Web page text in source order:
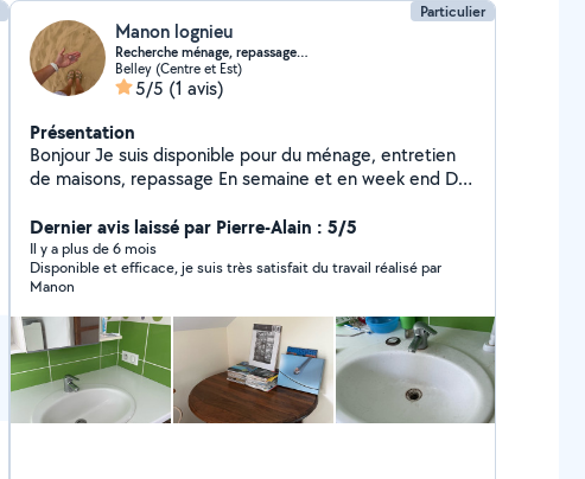
Particulier
Manon lognieu
Recherche ménage, repassage…
Belley (Centre et Est)
5/5 (1 avis)
Présentation
Bonjour Je suis disponible pour du ménage, entretien
de maisons, repassage En semaine et en week end De
Dernier avis laissé par Pierre-Alain : 5/5
Il y a plus de 6 mois
Disponible et efficace, je suis très satisfait du travail réalisé par
Manon